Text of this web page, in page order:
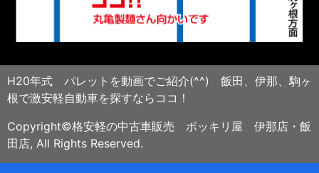
H20年式 パレットを動画でご紹介(^^) 飯田、伊那、駒ヶ
根で激安軽自動車を探すならココ！
Copyright©格安軽の中古車販売 ポッキリ屋 伊那店・飯
田店, All Rights Reserved.